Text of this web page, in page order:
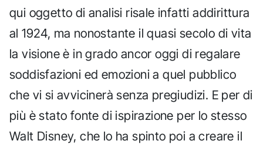
qui oggetto di analisi risale infatti addirittura
al 1924, ma nonostante il quasi secolo di vita
la visione è in grado ancor oggi di regalare
soddisfazioni ed emozioni a quel pubblico
che vi si avvicinerà senza pregiudizi. E per di
più è stato fonte di ispirazione per lo stesso
Walt Disney, che lo ha spinto poi a creare il